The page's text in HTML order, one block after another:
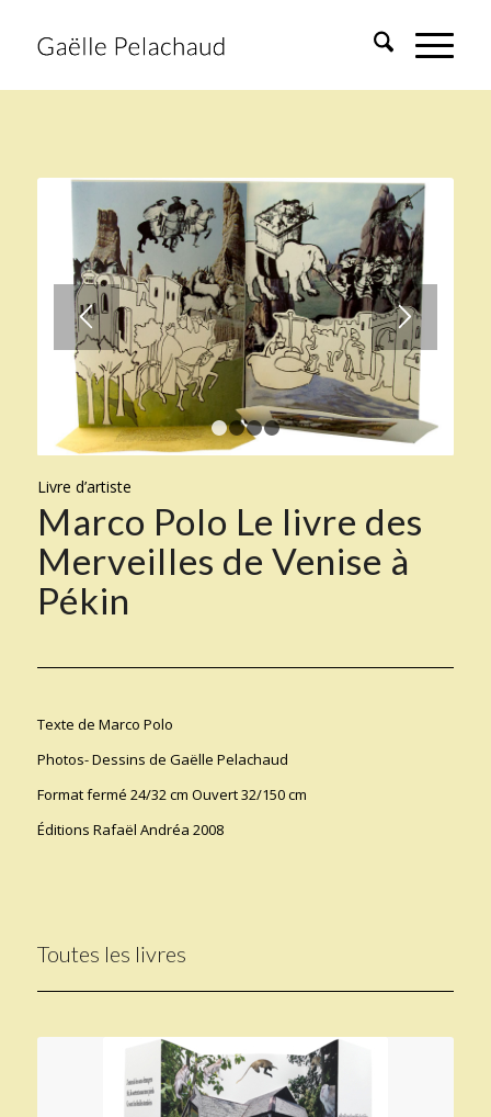
1 2 3 4
Livre d’artiste
Marco Polo Le livre des
Merveilles de Venise à
Pékin
Texte de Marco Polo
Photos- Dessins de Gaëlle Pelachaud
Format fermé 24/32 cm Ouvert 32/150 cm
Éditions Rafaël Andréa 2008
Toutes les livres